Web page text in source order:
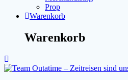
Prop
Warenkorb
Warenkorb